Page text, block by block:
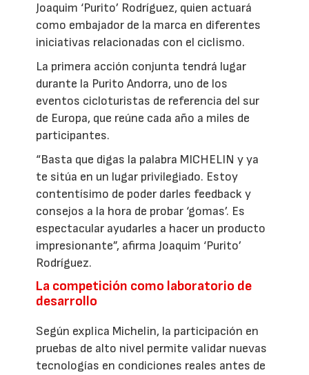
Joaquim ‘Purito’ Rodríguez, quien actuará
como embajador de la marca en diferentes
iniciativas relacionadas con el ciclismo.
La primera acción conjunta tendrá lugar
durante la Purito Andorra, uno de los
eventos cicloturistas de referencia del sur
de Europa, que reúne cada año a miles de
participantes.
“Basta que digas la palabra MICHELIN y ya
te sitúa en un lugar privilegiado. Estoy
contentísimo de poder darles feedback y
consejos a la hora de probar ‘gomas’. Es
espectacular ayudarles a hacer un producto
impresionante”, afirma Joaquim ‘Purito’
Rodríguez.
La competición como laboratorio de
desarrollo
Según explica Michelin, la participación en
pruebas de alto nivel permite validar nuevas
tecnologías en condiciones reales antes de